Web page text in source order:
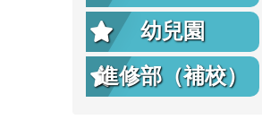
幼兒園
進修部（補校）